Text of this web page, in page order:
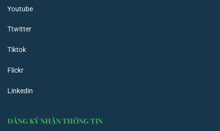
Youtube
Ttwitter
Tiktok
Flickr
Linkedin
ĐĂNG KÝ NHẬN THÔNG TIN